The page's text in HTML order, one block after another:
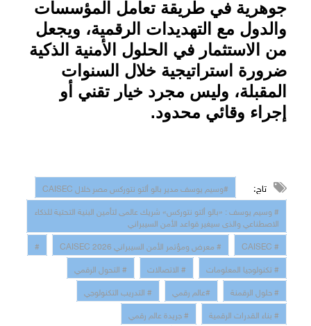
جوهرية في طريقة تعامل المؤسسات
والدول مع التهديدات الرقمية، ويجعل
من الاستثمار في الحلول الأمنية الذكية
ضرورة استراتيجية خلال السنوات
المقبلة، وليس مجرد خيار تقني أو
إجراء وقائي محدود.
تاج:
#وسيم يوسف مدير بالو ألتو نتوركس مصر خلال CAISEC
# وسيم يوسف : «بالو ألتو نتوركس» شريك عالمى لتأمين البنية التحتية للذكاء
الاصطناعي والذى سيغير قواعد الأمن السيبراني
# CAISEC
# معرض ومؤتمر الأمن السيبراني CAISEC 2026
#
# تكنولوجيا المعلومات
# الاتصالات
# التحول الرقمي
# حلول الرقمنة
#عالم رقمي
# التدريب التكنولوجي
# بناء القدرات الرقمية
# جريدة عالم رقمي